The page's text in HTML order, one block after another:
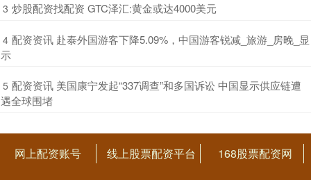
3 ​炒股配资找配资 GTC泽汇:黄金或达4000美元
4 ​配资资讯 赴泰外国游客下降5.09%，中国游客锐减_旅游_房晚_显
示
5 ​配资资讯 美国康宁发起“337调查”和多国诉讼 中国显示供应链遭
遇全球围堵
网上配资账号 线上股票配资平台 168股票配资网